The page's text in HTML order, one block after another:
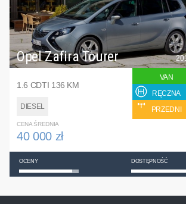
Opel Zafira Tourer
1.6 CDTI 136 KM
DIESEL
VAN
RĘCZNA
PRZEDNI
CENA ŚREDNIA
40 000 zł
OCENY DOSTĘPNOŚĆ